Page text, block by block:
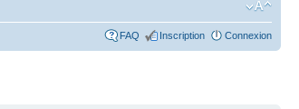
FAQ Inscription Connexion